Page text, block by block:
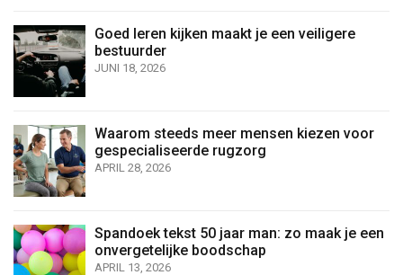
Goed leren kijken maakt je een veiligere
bestuurder
JUNI 18, 2026
Waarom steeds meer mensen kiezen voor
gespecialiseerde rugzorg
APRIL 28, 2026
Spandoek tekst 50 jaar man: zo maak je een
onvergetelijke boodschap
APRIL 13, 2026